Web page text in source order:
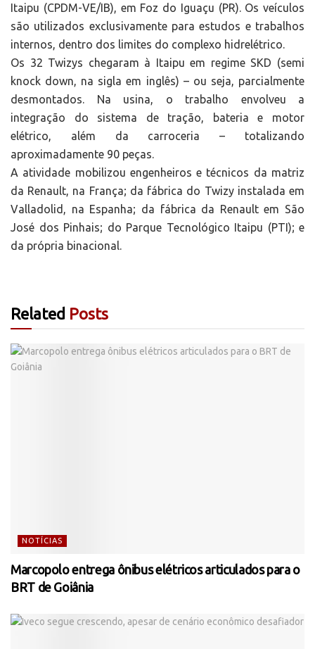
Itaipu (CPDM-VE/IB), em Foz do Iguaçu (PR). Os veículos
são utilizados exclusivamente para estudos e trabalhos
internos, dentro dos limites do complexo hidrelétrico.
Os 32 Twizys chegaram à Itaipu em regime SKD (semi
knock down, na sigla em inglês) – ou seja, parcialmente
desmontados. Na usina, o trabalho envolveu a
integração do sistema de tração, bateria e motor
elétrico, além da carroceria – totalizando
aproximadamente 90 peças.
A atividade mobilizou engenheiros e técnicos da matriz
da Renault, na França; da fábrica do Twizy instalada em
Valladolid, na Espanha; da fábrica da Renault em São
José dos Pinhais; do Parque Tecnológico Itaipu (PTI); e
da própria binacional.
Related Posts
NOTÍCIAS
Marcopolo entrega ônibus elétricos articulados para o
BRT de Goiânia